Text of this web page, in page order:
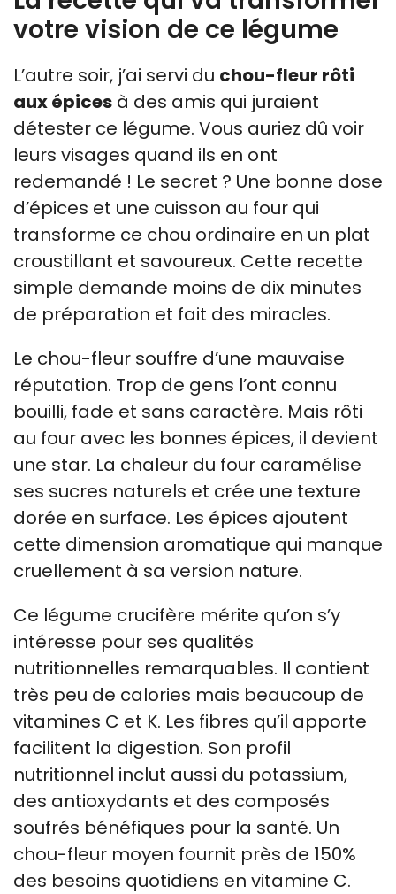
votre vision de ce légume
L’autre soir, j’ai servi du chou-fleur rôti
aux épices à des amis qui juraient
détester ce légume. Vous auriez dû voir
leurs visages quand ils en ont
redemandé ! Le secret ? Une bonne dose
d’épices et une cuisson au four qui
transforme ce chou ordinaire en un plat
croustillant et savoureux. Cette recette
simple demande moins de dix minutes
de préparation et fait des miracles.
Le chou-fleur souffre d’une mauvaise
réputation. Trop de gens l’ont connu
bouilli, fade et sans caractère. Mais rôti
au four avec les bonnes épices, il devient
une star. La chaleur du four caramélise
ses sucres naturels et crée une texture
dorée en surface. Les épices ajoutent
cette dimension aromatique qui manque
cruellement à sa version nature.
Ce légume crucifère mérite qu’on s’y
intéresse pour ses qualités
nutritionnelles remarquables. Il contient
très peu de calories mais beaucoup de
vitamines C et K. Les fibres qu’il apporte
facilitent la digestion. Son profil
nutritionnel inclut aussi du potassium,
des antioxydants et des composés
soufrés bénéfiques pour la santé. Un
chou-fleur moyen fournit près de 150%
des besoins quotidiens en vitamine C.